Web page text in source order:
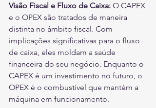
Visão Fiscal e Fluxo de Caixa: O CAPEX
e o OPEX são tratados de maneira
distinta no âmbito fiscal. Com
implicações significativas para o fluxo
de caixa, eles moldam a saúde
financeira do seu negócio. Enquanto o
CAPEX é um investimento no futuro, o
OPEX é o combustível que mantém a
máquina em funcionamento.